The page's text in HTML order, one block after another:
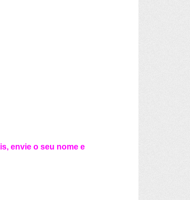
envie o seu nome e